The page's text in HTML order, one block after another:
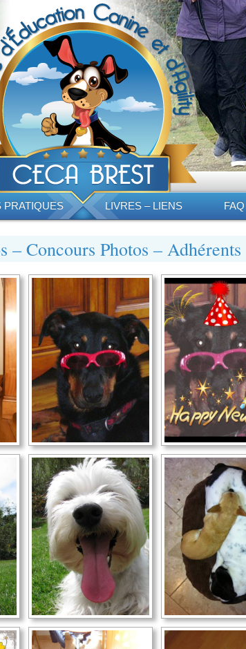
PRATIQUES LIVRES – LIENS FAQ
– Concours Photos – Adhérents